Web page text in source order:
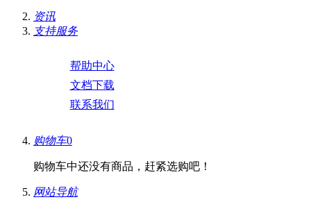
资讯
支持服务
帮助中心
文档下载
联系我们
购物车0
购物车中还没有商品，赶紧选购吧！
网站导航